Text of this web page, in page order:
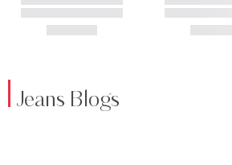
Jeans Blogs